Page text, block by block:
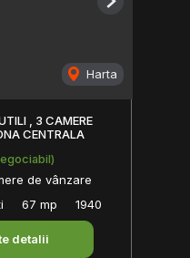
Harta
Next
, 3 CAMERE
CENTRALA
de vânzare
67 mp 1940
detalii